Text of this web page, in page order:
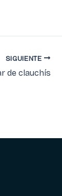
SIGUIENTE
de clauchís